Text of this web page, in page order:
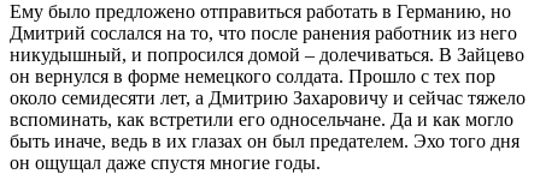
Ему было предложено отправиться работать в Германию, но
Дмитрий сослался на то, что после ранения работник из него
никудышный, и попросился домой – долечиваться. В Зайцево
он вернулся в форме немецкого солдата. Прошло с тех пор
около семидесяти лет, а Дмитрию Захаровичу и сейчас тяжело
вспоминать, как встретили его односельчане. Да и как могло
быть иначе, ведь в их глазах он был предателем. Эхо того дня
он ощущал даже спустя многие годы.